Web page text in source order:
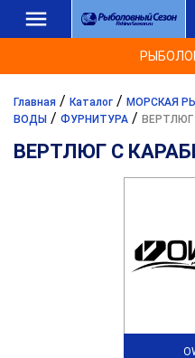
Главная / Каталог / МОРСКАЯ
ВОДЫ / ФУРНИТУРА /
ВЕРТЛЮГ С